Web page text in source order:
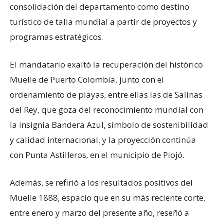
consolidación del departamento como destino
turístico de talla mundial a partir de proyectos y
programas estratégicos.
El mandatario exaltó la recuperación del histórico
Muelle de Puerto Colombia, junto con el
ordenamiento de playas, entre ellas las de Salinas
del Rey, que goza del reconocimiento mundial con
la insignia Bandera Azul, símbolo de sostenibilidad
y calidad internacional, y la proyección continúa
con Punta Astilleros, en el municipio de Piojó.
Además, se refirió a los resultados positivos del
Muelle 1888, espacio que en su más reciente corte,
entre enero y marzo del presente año, reseñó a